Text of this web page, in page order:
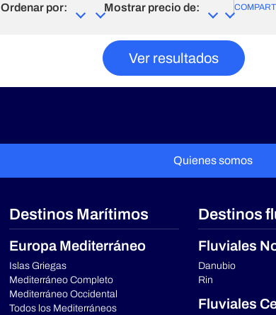
Ordenar por: Mostrar precio de:
Ver resultados
Quienes somos
Destinos Marítimos
Europa Mediterráneo
Islas Griegas
Mediterráneo Completo
Mediterráneo Occidental
Todos los Mediterráneos
Destinos
Fluviales
Danubio
Rin
Fluviales